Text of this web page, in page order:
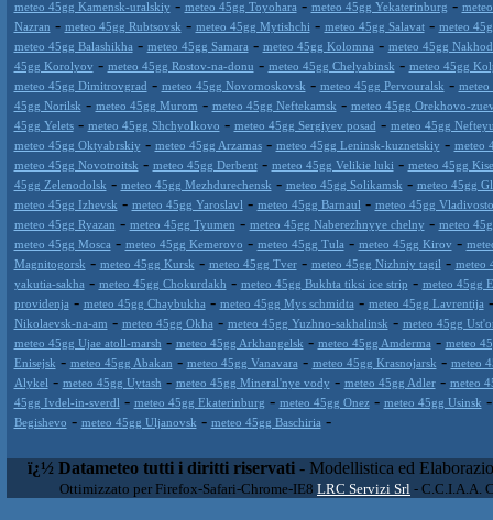
meteo 45gg Kamensk-uralskiy - meteo 45gg Toyohara - meteo 45gg Yekaterinburg -
Nazran - meteo 45gg Rubtsovsk - meteo 45gg Mytishchi - meteo 45gg Salavat- meteo
meteo 45gg Balashikha - meteo 45gg Samara - meteo 45gg Kolomna - meteo 45gg
45gg Korolyov - meteo 45gg Rostov-na-donu - meteo 45gg Chelyabinsk - meteo 45gg
meteo 45gg Dimitrovgrad - meteo 45gg Novomoskovsk - meteo 45gg Pervouralsk -
45gg Norilsk - meteo 45gg Murom - meteo 45gg Neftekamsk - meteo 45gg Orekhovo-
45gg Yelets- meteo 45gg Shchyolkovo - meteo 45gg Sergiyev posad - meteo 45gg
meteo 45gg Oktyabrskiy - meteo 45gg Arzamas- meteo 45gg Leninsk-kuznetskiy - meteo
meteo 45gg Novotroitsk - meteo 45gg Derbent- meteo 45gg Velikie luki - meteo 45gg
45gg Zelenodolsk - meteo 45gg Mezhdurechensk - meteo 45gg Solikamsk - meteo 45gg
meteo 45gg Izhevsk - meteo 45gg Yaroslavl - meteo 45gg Barnaul - meteo 45gg
meteo 45gg Ryazan - meteo 45gg Tyumen - meteo 45gg Naberezhnyye chelny - meteo
meteo 45gg Mosca - meteo 45gg Kemerovo - meteo 45gg Tula - meteo 45gg Kirov -
Magnitogorsk - meteo 45gg Kursk - meteo 45gg Tver- meteo 45gg Nizhniy tagil - meteo
yakutia-sakha - meteo 45gg Chokurdakh - meteo 45gg Bukhta tiksi ice strip - meteo 45gg
providenja - meteo 45gg Chaybukha - meteo 45gg Mys schmidta - meteo 45gg Lavrentija
Nikolaevsk-na-am - meteo 45gg Okha - meteo 45gg Yuzhno-sakhalinsk - meteo 45gg
meteo 45gg Ujae atoll-marsh - meteo 45gg Arkhangelsk - meteo 45gg Amderma - meteo
Enisejsk - meteo 45gg Abakan - meteo 45gg Vanavara - meteo 45gg Krasnojarsk - meteo
Alykel - meteo 45gg Uytash - meteo 45gg Mineral'nye vody - meteo 45gg Adler- meteo
45gg Ivdel-in-sverdl - meteo 45gg Ekaterinburg - meteo 45gg Onez - meteo 45gg Usinsk
Begishevo - meteo 45gg Uljanovsk - meteo 45gg Baschiria -
ï¿½ Datameteo tutti i diritti riservati - Modellistica ed
Ottimizzato per Firefox-Safari-Chrome-IE8 LRC Servizi Srl - C.C.I.A.A.